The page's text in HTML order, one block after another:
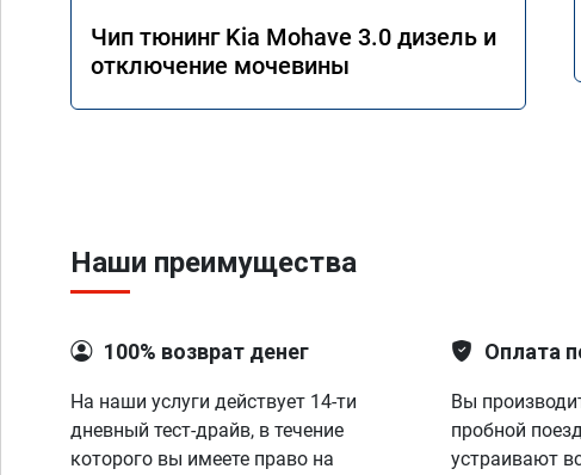
Чип тюнинг Kia Mohave 3.0 дизель и
отключение мочевины
Наши преимущества
100% возврат денег
На наши услуги действует 14-ти
дневный тест-драйв, в течение
которого вы имеете право на
Оплата
Вы
пробной
устраивают